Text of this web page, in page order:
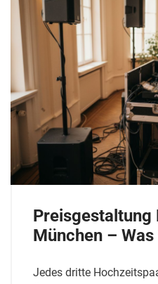
Preisgestaltung
München –
Jedes dritte